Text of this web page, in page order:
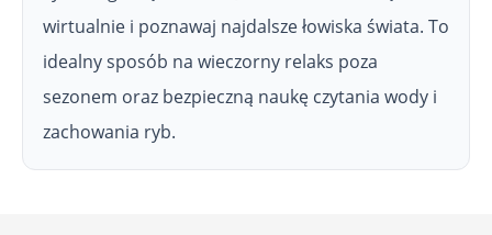
wirtualnie i poznawaj najdalsze łowiska świata. To
idealny sposób na wieczorny relaks poza
sezonem oraz bezpieczną naukę czytania wody i
zachowania ryb.